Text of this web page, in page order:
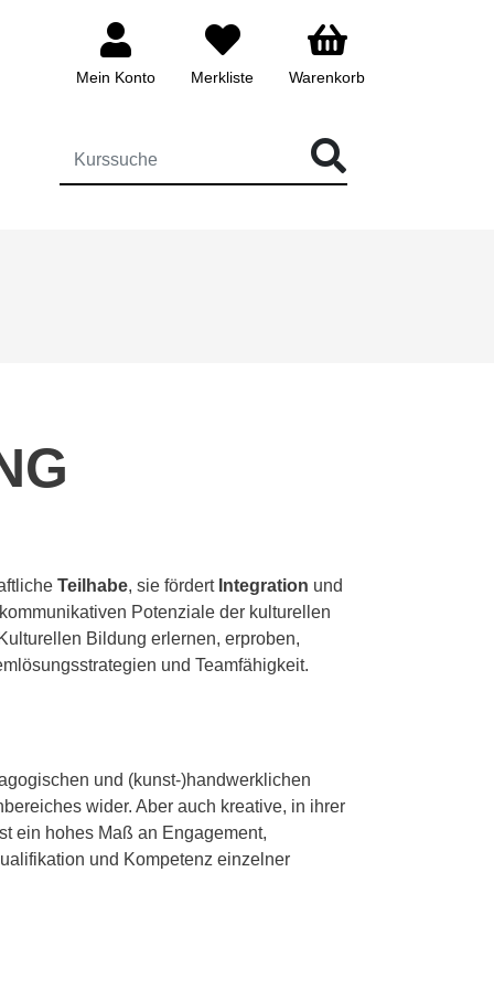
Mein Konto Merkliste Warenkorb
Teilhabe, sie fördert Integration und
Potenziale der kulturellen
Bildung erlernen, erproben,
und Teamfähigkeit.
und (kunst-)handwerklichen
wider. Aber auch kreative, in ihrer
ein hohes Maß an Engagement,
und Kompetenz einzelner